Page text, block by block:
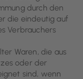
durch den
die eindeutig auf
Verbrauchers
Waren, die aus
oder der
sind, wenn